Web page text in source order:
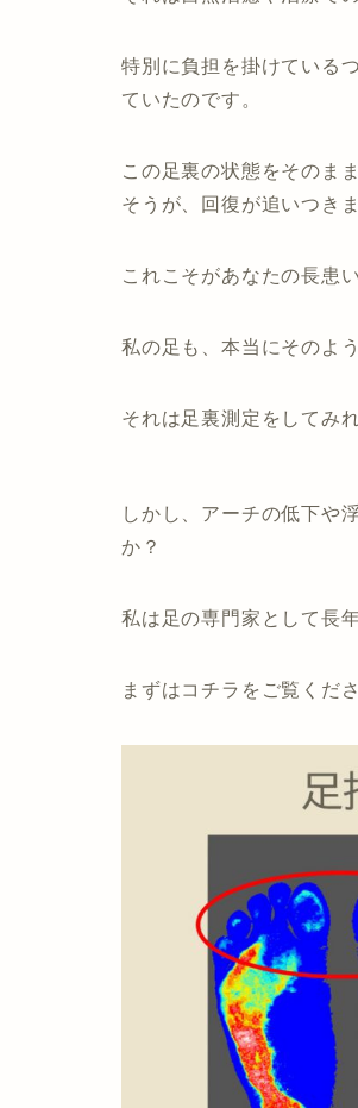
特別に負担を掛けている
ていたのです。
この足裏の状態をそのま
そうが、回復が追いつきま
これこそがあなたの長患
私の足も、本当にそのよ
それは足裏測定をしてみ
しかし、アーチの低下や
か？
私は足の専門家として長
まずはコチラをご覧くださ